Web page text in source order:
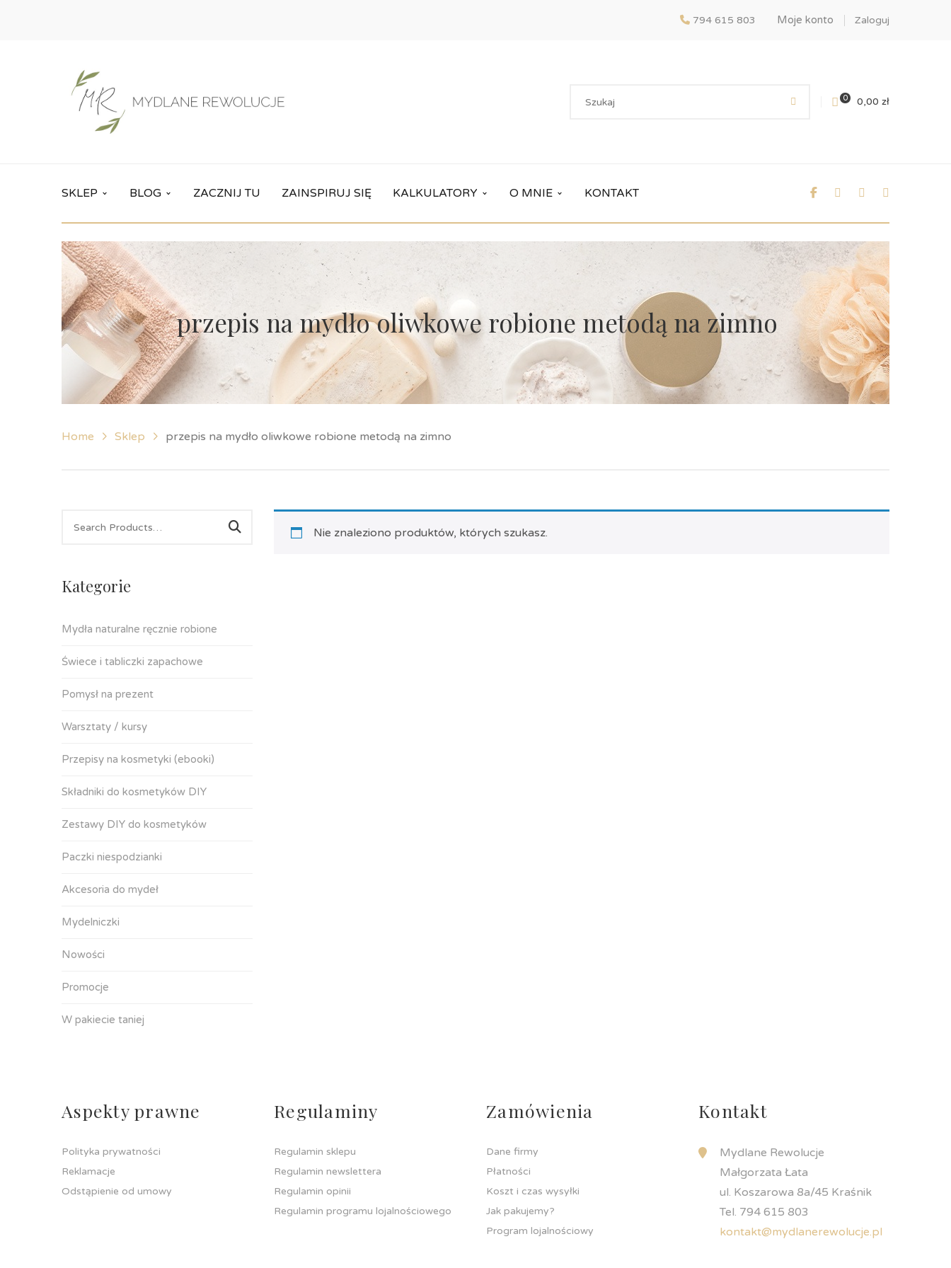
794 615 803 Moje konto Zaloguj
0 0,00 zł
SKLEP BLOG ZACZNIJ TU ZAINSPIRUJ SIĘ KALKULATORY O MNIE KONTAKT
przepis na mydło oliwkowe robione metodą na zimno
Home Sklep przepis na mydło oliwkowe robione metodą na zimno
Kategorie
Mydła naturalne ręcznie robione
Świece i tabliczki zapachowe
Pomysł na prezent
Warsztaty / kursy
Przepisy na kosmetyki (ebooki)
Składniki do kosmetyków DIY
Zestawy DIY do kosmetyków
Paczki niespodzianki
Akcesoria do mydeł
Mydelniczki
Nowości
Promocje
W pakiecie taniej
Nie znaleziono produktów, których szukasz.
Aspekty prawne
Polityka prywatności
Reklamacje
Odstąpienie od umowy
Regulaminy
Regulamin sklepu
Regulamin newslettera
Regulamin opinii
Regulamin programu lojalnościowego
Zamówienia
Dane firmy
Płatności
Koszt i czas wysyłki
Jak pakujemy?
Program lojalnościowy
Kontakt
Mydlane Rewolucje
Małgorzata Łata
ul. Koszarowa 8a/45 Kraśnik
Tel. 794 615 803
kontakt@mydlanerewolucje.pl